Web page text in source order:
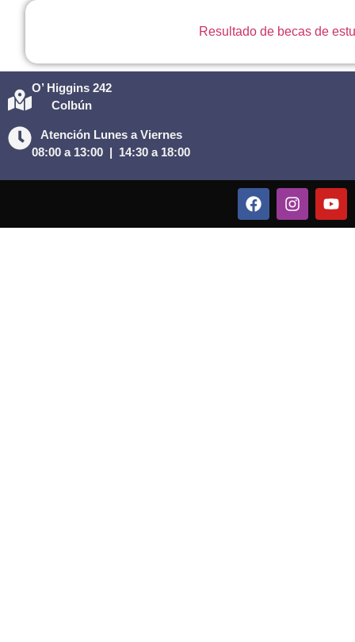
Resultado de becas de
O’ Higgins 242
Colbún
Atención Lunes a Viernes
08:00 a 13:00 | 14:30 a 18:00